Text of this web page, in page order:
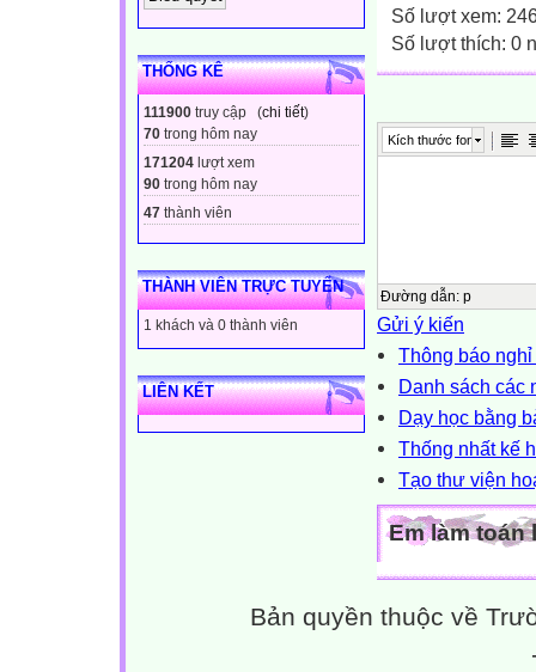
THỐNG KÊ
111900 truy cập (chi tiết)
70 trong hôm nay
171204 lượt xem
90 trong hôm nay
47 thành viên
THÀNH VIÊN TRỰC TUYẾN
1 khách và 0 thành viên
LIÊN KẾT
Số lượt xem:
Số lượt thích: 0
Kích thước font
Đường dẫn: p
Gửi ý kiến
Thông báo
Danh sách các
Dạy học bằng
Thống nhất kế
Tạo thư viện
Em làm toán
Bản quyền thuộc về